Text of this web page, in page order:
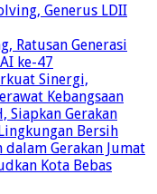
Generus LDII
Ratusan Generasi
ke-47
Sinergi,
Kebangsaan
Siapkan Gerakan
Bersih
Gerakan Jumat
Kota Bebas